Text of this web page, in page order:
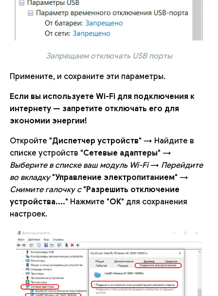
Запрещаем отключать USB порты
Примените, и сохраните эти параметры.
Если вы используете Wi-Fi для подключения к
интернету — запретите отключать его для
экономии энергии!
Откройте "Диспетчер устройств" → Найдите в
списке устройств "Сетевые адаптеры" →
Выберите в списке ваш модуль Wi-Fi→ Перейдите
во вкладку"Управление электропитанием" →
Снимите галочку с"Разрешить отключение
устройства...." Нажмите "ОК" для сохранения
настроек.